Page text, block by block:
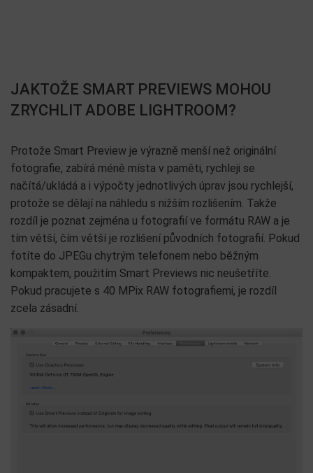
JAKTOŽE SMART PREVIEWS MOHOU
ZRYCHLIT ADOBE LIGHTROOM?
Protože Smart Preview je výrazně menší než originální
fotografie, zabírá méně místa v paměti, rychleji se
načítá/ukládá a i výpočty jednotlivých úprav jsou rychlejší,
protože se dělají na náhledu s nižším rozlišením. Takže
rozdíl je poznat zejména u fotografií ve formátu RAW a je
tím větší, čím větší je rozlišení původních fotografií. Pokud
fotíte do JPEGu chytrým telefonem nebo běžným
kompaktem, použitím Smart Previews nic neušetříte.
Pokud pracujete s 40 MPix RAW fotografiemi, je rozdíl
zcela zásadní.